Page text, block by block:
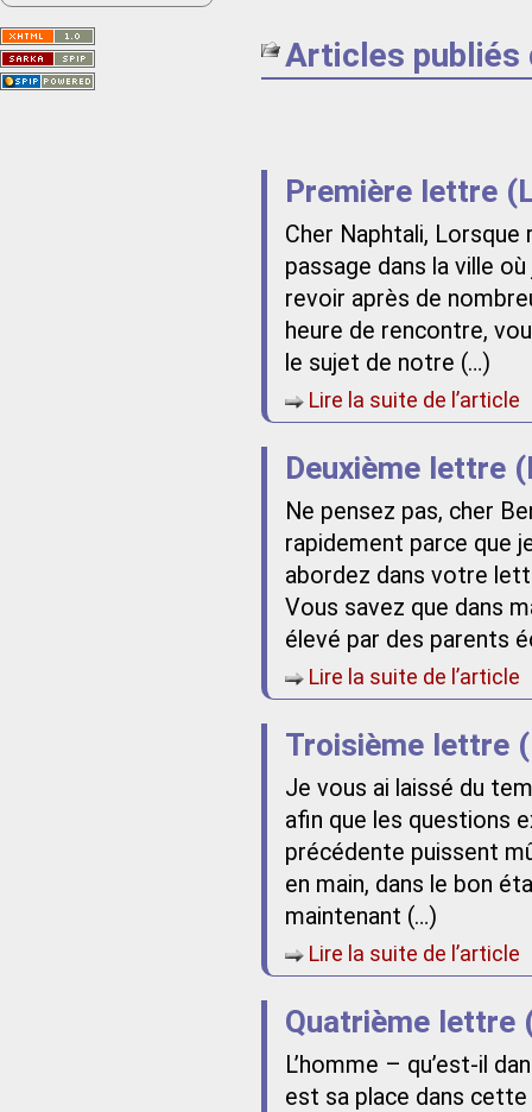
Articles publiés
Première lettre
Cher Naphtali, Lorsque
passage dans la ville
revoir après de
heure de rencontre,
le sujet de notre (…)
Lire la suite de l’article
Deuxième lettre
Ne pensez pas, cher
rapidement parce que
abordez dans votre
Vous savez que dans
élevé par des parents
Lire la suite de l’article
Troisième lettre
Je vous ai laissé du
afin que les questions
précédente puissent
en main, dans le bon
maintenant (…)
Lire la suite de l’article
Quatrième lettre
L’homme – qu’est-il
est sa place dans
actuellement aucune prévision
Saint-Nom.
Veuillez consulter le message du
service ci-dessous.
(401 - Invalid API key. Please see
https://openweathermap.org/faq#error401